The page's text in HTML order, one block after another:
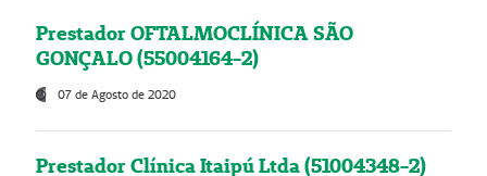
Prestador OFTALMOCLÍNICA SÃO
GONÇALO (55004164-2)
07 de Agosto de 2020
Prestador Clínica Itaipú Ltda (51004348-2)